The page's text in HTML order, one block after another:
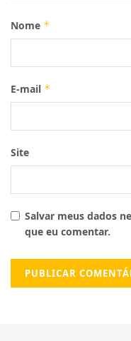
Nome *
E-mail *
Site
Salvar meus dados
que eu comentar.